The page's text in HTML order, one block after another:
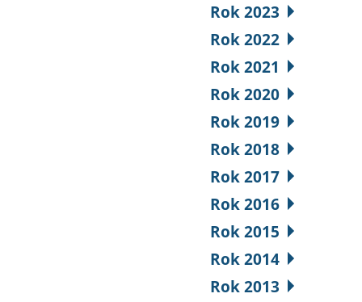
Rok 2023
Rok 2022
Rok 2021
Rok 2020
Rok 2019
Rok 2018
Rok 2017
Rok 2016
Rok 2015
Rok 2014
Rok 2013